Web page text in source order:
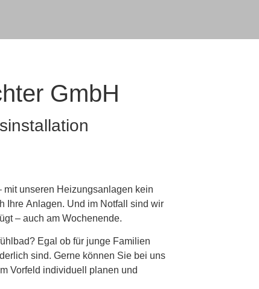
GmbH
unseren Heizungsanlagen kein
Ihre Anlagen. Und im Notfall sind wir
– auch am Wochenende.
Egal ob für junge Familien
sind. Gerne können Sie bei uns
Vorfeld individuell planen und